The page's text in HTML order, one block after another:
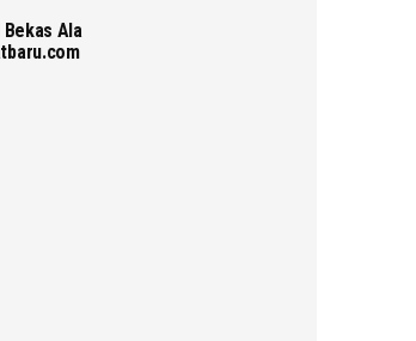
Ala